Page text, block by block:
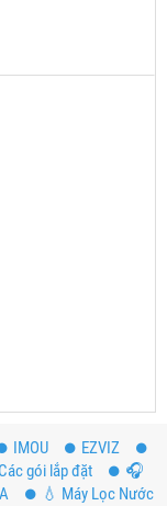
IMOU
EZVIZ
gói lắp đặt
️🎧
💧 Máy Lọc Nước